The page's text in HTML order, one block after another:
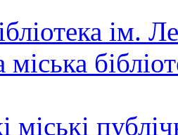
ім.
міські